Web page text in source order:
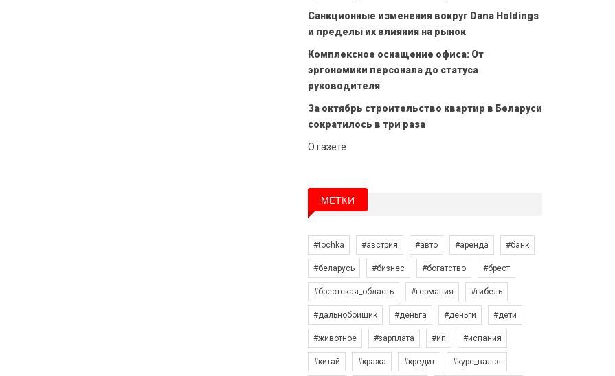
Санкционные изменения вокруг Dana Holdings
и пределы их влияния на рынок
Комплексное оснащение офиса: От
эргономики персонала до статуса
руководителя
За октябрь строительство квартир в Беларуси
сократилось в три раза
О газете
МЕТКИ
#tochka #австрия #авто #аренда #банк
#беларусь #бизнес #богатство #брест
#брестская_область #германия #гибель
#дальнобойщик #деньга #деньги #дети
#животное #зарплата #ип #испания
#китай #кража #кредит #курс_валют